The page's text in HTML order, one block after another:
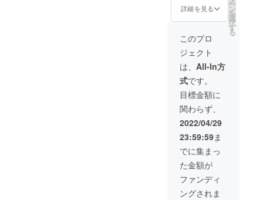
いただ
ば、1ヶ
月〜
ぐらい
は大丈
す！
いただ
ば、1ヶ
月〜
1.5ヶ月
ぐらい
は大丈
夫で
す！
がりま
すが、
ご了承
くださ
い。 龍
の玉ね
ぎ10kg
コース
です！
1箱の個
数 約
30個で
す。 発
送方法
は運送
業者さ
んにお
願いし
ます。
発送は
プロ
詳細を見る ー
ン
を
選
択
す
る
このプロ
ジェクト
は、 All-In方
式です。
目標金額に
関わらず、
2022/04/29
23:59:59ま
でに集まっ
た金額が
ファンディ
ングされま